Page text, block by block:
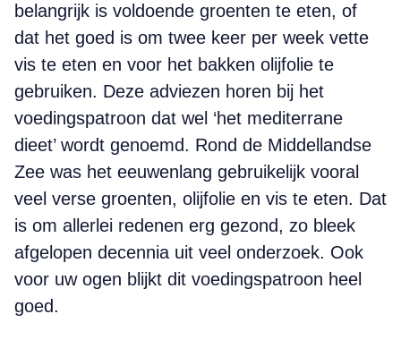
belangrijk is voldoende groenten te eten, of
dat het goed is om twee keer per week vette
vis te eten en voor het bakken olijfolie te
gebruiken. Deze adviezen horen bij het
voedingspatroon dat wel ‘het mediterrane
dieet’ wordt genoemd. Rond de Middellandse
Zee was het eeuwenlang gebruikelijk vooral
veel verse groenten, olijfolie en vis te eten. Dat
is om allerlei redenen erg gezond, zo bleek
afgelopen decennia uit veel onderzoek. Ook
voor uw ogen blijkt dit voedingspatroon heel
goed.